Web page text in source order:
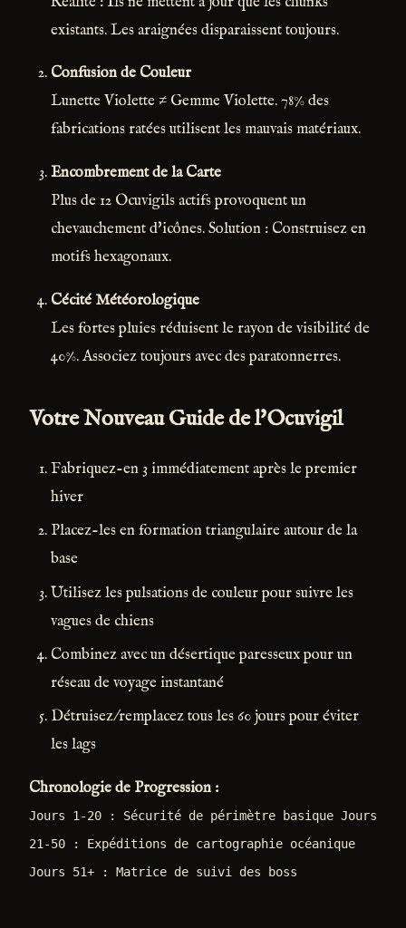
existants. Les araignées disparaissent toujours.
Confusion de Couleur
Lunette Violette ≠ Gemme Violette. 78% des
fabrications ratées utilisent les mauvais matériaux.
Encombrement de la Carte
Plus de 12 Ocuvigils actifs provoquent un
chevauchement d'icônes. Solution : Construisez en
motifs hexagonaux.
Cécité Météorologique
Les fortes pluies réduisent le rayon de visibilité de
40%. Associez toujours avec des paratonnerres.
Votre Nouveau Guide de l'Ocuvigil
Fabriquez-en 3 immédiatement après le premier
hiver
Placez-les en formation triangulaire autour de la
base
Utilisez les pulsations de couleur pour suivre les
vagues de chiens
Combinez avec un désertique paresseux pour un
réseau de voyage instantané
Détruisez/remplacez tous les 60 jours pour éviter
les lags
Chronologie de Progression :
Jours 1-20 : Sécurité de périmètre basique Jours
21-50 : Expéditions de cartographie océanique
Jours 51+ : Matrice de suivi des boss